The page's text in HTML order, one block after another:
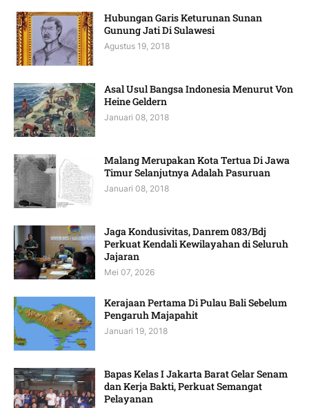
Hubungan Garis Keturunan Sunan
Gunung Jati Di Sulawesi
Agustus 19, 2018
Asal Usul Bangsa Indonesia Menurut Von
Heine Geldern
Januari 08, 2018
Malang Merupakan Kota Tertua Di Jawa
Timur Selanjutnya Adalah Pasuruan
Januari 08, 2018
Jaga Kondusivitas, Danrem 083/Bdj
Perkuat Kendali Kewilayahan di Seluruh
Jajaran
Mei 07, 2026
Kerajaan Pertama Di Pulau Bali Sebelum
Pengaruh Majapahit
Januari 19, 2018
Bapas Kelas I Jakarta Barat Gelar Senam
dan Kerja Bakti, Perkuat Semangat
Pelayanan